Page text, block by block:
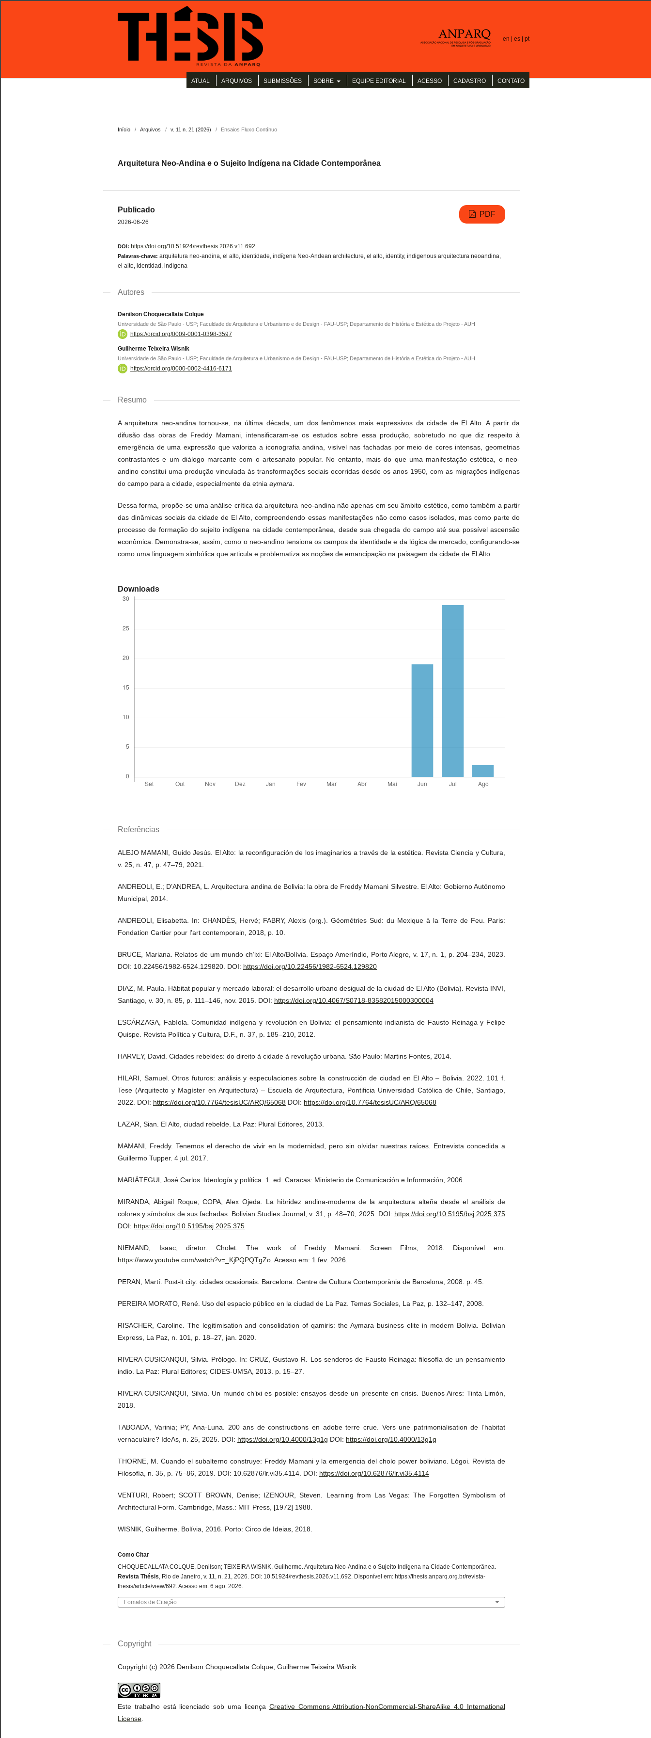
en | es | pt
ATUAL ARQUIVOS SUBMISSÕES SOBRE EQUIPE EDITORIAL ACESSO CADASTRO CONTATO
Início / Arquivos / v. 11 n. 21 (2026) / Ensaios Fluxo Contínuo
Arquitetura Neo-Andina e o Sujeito Indígena na Cidade Contemporânea
Publicado
2026-06-26
PDF
DOI: https://doi.org/10.51924/revthesis.2026.v11.692
Palavras-chave: arquitetura neo-andina, el alto, identidade, indígena Neo-Andean architecture, el alto, identity, indigenous arquitectura neoandina,
el alto, identidad, indígena
Autores
Denilson Choquecallata Colque
Universidade de São Paulo - USP; Faculdade de Arquitetura e Urbanismo e de Design - FAU-USP; Departamento de História e Estética do Projeto - AUH
https://orcid.org/0009-0001-0398-3597
Guilherme Teixeira Wisnik
Universidade de São Paulo - USP; Faculdade de Arquitetura e Urbanismo e de Design - FAU-USP; Departamento de História e Estética do Projeto - AUH
https://orcid.org/0000-0002-4416-6171
Resumo
A arquitetura neo-andina tornou-se, na última década, um dos fenômenos mais expressivos da cidade de El Alto. A partir da
difusão das obras de Freddy Mamani, intensificaram-se os estudos sobre essa produção, sobretudo no que diz respeito à
emergência de uma expressão que valoriza a iconografia andina, visível nas fachadas por meio de cores intensas, geometrias
contrastantes e um diálogo marcante com o artesanato popular. No entanto, mais do que uma manifestação estética, o neo-
andino constitui uma produção vinculada às transformações sociais ocorridas desde os anos 1950, com as migrações indígenas
do campo para a cidade, especialmente da etnia aymara
Dessa forma, propõe-se uma análise crítica da arquitetura neo-andina não apenas em seu âmbito estético, como também a partir
das dinâmicas sociais da cidade de El Alto, compreendendo essas manifestações não como casos isolados, mas como parte do
processo de formação do sujeito indígena na cidade contemporânea, desde sua chegada do campo até sua possível ascensão
econômica. Demonstra-se, assim, como o neo-andino tensiona os campos da identidade e da lógica de mercado, configurando-se
como uma linguagem simbólica que articula e problematiza as noções de emancipação na paisagem da cidade de El Alto.
Downloads
Referências
ALEJO MAMANI, Guido Jesús. El Alto: la reconfiguración de los imaginarios a través de la estética. Revista Ciencia y Cultura,
v. 25, n. 47, p. 47–79, 2021.
ANDREOLI, E.; D’ANDREA, L. Arquitectura andina de Bolivia: la obra de Freddy Mamani Silvestre. El Alto: Gobierno Autónomo
Municipal, 2014.
ANDREOLI, Elisabetta. In: CHANDÈS, Hervé; FABRY, Alexis (org.). Géométries Sud: du Mexique à la Terre de Feu. Paris:
Fondation Cartier pour l’art contemporain, 2018, p. 10.
BRUCE, Mariana. Relatos de um mundo ch’ixi: El Alto/Bolívia. Espaço Ameríndio, Porto Alegre, v. 17, n. 1, p. 204–234, 2023.
DOI: 10.22456/1982-6524.129820. DOI: https://doi.org/10.22456/1982-6524.129820
DIAZ, M. Paula. Hábitat popular y mercado laboral: el desarrollo urbano desigual de la ciudad de El Alto (Bolivia). Revista INVI,
Santiago, v. 30, n. 85, p. 111–146, nov. 2015. DOI: https://doi.org/10.4067/S0718-83582015000300004
ESCÁRZAGA, Fabíola. Comunidad indígena y revolución en Bolivia: el pensamiento indianista de Fausto Reinaga y Felipe
Quispe. Revista Política y Cultura, D.F., n. 37, p. 185–210, 2012.
HARVEY, David. Cidades rebeldes: do direito à cidade à revolução urbana. São Paulo: Martins Fontes, 2014.
HILARI, Samuel. Otros futuros: análisis y especulaciones sobre la construcción de ciudad en El Alto – Bolivia. 2022. 101 f.
Tese (Arquitecto y Magíster en Arquitectura) – Escuela de Arquitectura, Pontificia Universidad Católica de Chile, Santiago,
2022. DOI: https://doi.org/10.7764/tesisUC/ARQ/65068 DOI: https://doi.org/10.7764/tesisUC/ARQ/65068
LAZAR, Sian. El Alto, ciudad rebelde. La Paz: Plural Editores, 2013.
MAMANI, Freddy. Tenemos el derecho de vivir en la modernidad, pero sin olvidar nuestras raíces. Entrevista concedida a
Guillermo Tupper. 4 jul. 2017.
MARIÁTEGUI, José Carlos. Ideología y política. 1. ed. Caracas: Ministerio de Comunicación e Información, 2006.
MIRANDA, Abigail Roque; COPA, Alex Ojeda. La hibridez andina-moderna de la arquitectura alteña desde el análisis de
colores y símbolos de sus fachadas. Bolivian Studies Journal, v. 31, p. 48–70, 2025. DOI: https://doi.org/10.5195/bsj.2025.375
DOI: https://doi.org/10.5195/bsj.2025.375
NIEMAND, Isaac, diretor. Cholet: The work of Freddy Mamani. Screen Films, 2018. Disponível em:
https://www.youtube.com/watch?v=_KjPQPQTgZo . Acesso em: 1 fev. 2026.
PERAN, Martí. Post-it city: cidades ocasionais. Barcelona: Centre de Cultura Contemporània de Barcelona, 2008. p. 45.
PEREIRA MORATO, René. Uso del espacio público en la ciudad de La Paz. Temas Sociales, La Paz, p. 132–147, 2008.
RISACHER, Caroline. The legitimisation and consolidation of qamiris: the Aymara business elite in modern Bolivia. Bolivian
Express, La Paz, n. 101, p. 18–27, jan. 2020.
RIVERA CUSICANQUI, Silvia. Prólogo. In: CRUZ, Gustavo R. Los senderos de Fausto Reinaga: filosofía de un pensamiento
indio. La Paz: Plural Editores; CIDES-UMSA, 2013. p. 15–27.
RIVERA CUSICANQUI, Silvia. Un mundo ch’ixi es posible: ensayos desde un presente en crisis. Buenos Aires: Tinta Limón,
2018.
TABOADA, Varinia; PY, Ana-Luna. 200 ans de constructions en adobe terre crue. Vers une patrimonialisation de l’habitat
vernaculaire? IdeAs, n. 25, 2025. DOI: https://doi.org/10.4000/13g1g DOI: https://doi.org/10.4000/13g1g
THORNE, M. Cuando el subalterno construye: Freddy Mamani y la emergencia del cholo power boliviano. Lógoi. Revista de
Filosofía, n. 35, p. 75–86, 2019. DOI: 10.62876/lr.vi35.4114. DOI: https://doi.org/10.62876/lr.vi35.4114
VENTURI, Robert; SCOTT BROWN, Denise; IZENOUR, Steven. Learning from Las Vegas: The Forgotten Symbolism of
Architectural Form. Cambridge, Mass.: MIT Press, [1972] 1988.
WISNIK, Guilherme. Bolívia, 2016. Porto: Circo de Ideias, 2018.
Como Citar
CHOQUECALLATA COLQUE, Denilson; TEIXEIRA WISNIK, Guilherme. Arquitetura Neo-Andina e o Sujeito Indígena na Cidade Contemporânea.
Revista Thésis , Rio de Janeiro, v. 11, n. 21, 2026. DOI: 10.51924/revthesis.2026.v11.692. Disponível em: https://thesis.anparq.org.br/revista-
thesis/article/view/692. Acesso em: 6 ago. 2026.
Fomatos de Citação
Copyright
Copyright (c) 2026 Denilson Choquecallata Colque, Guilherme Teixeira Wisnik
Este trabalho está licenciado sob uma licença Creative Commons Attribution-NonCommercial-ShareAlike 4.0 International
License